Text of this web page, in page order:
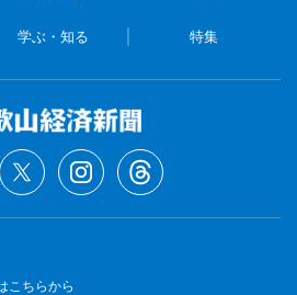
学ぶ・知る 特集
こちらから